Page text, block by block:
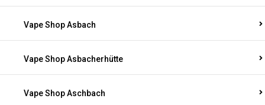
Vape Shop Asbach
Vape Shop Asbacherhütte
Vape Shop Aschbach